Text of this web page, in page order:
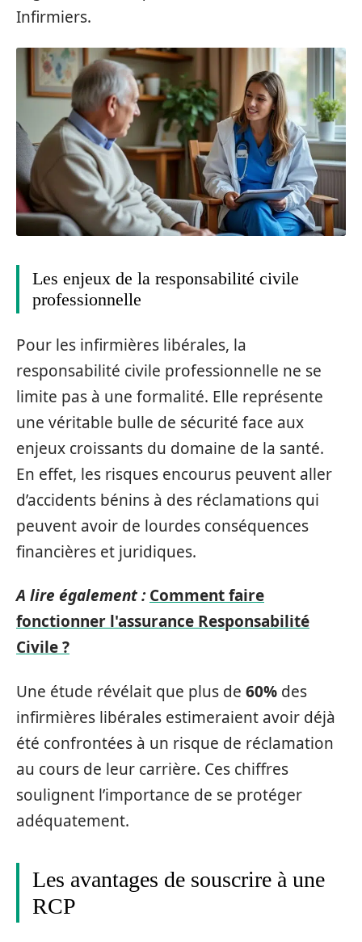
Infirmiers.
Les enjeux de la responsabilité civile
professionnelle
Pour les infirmières libérales, la
responsabilité civile professionnelle ne se
limite pas à une formalité. Elle représente
une véritable bulle de sécurité face aux
enjeux croissants du domaine de la santé.
En effet, les risques encourus peuvent aller
d’accidents bénins à des réclamations qui
peuvent avoir de lourdes conséquences
financières et juridiques.
A lire également : Comment faire
fonctionner l'assurance Responsabilité
Civile ?
Une étude révélait que plus de 60% des
infirmières libérales estimeraient avoir déjà
été confrontées à un risque de réclamation
au cours de leur carrière. Ces chiffres
soulignent l’importance de se protéger
adéquatement.
Les avantages de souscrire à une
RCP